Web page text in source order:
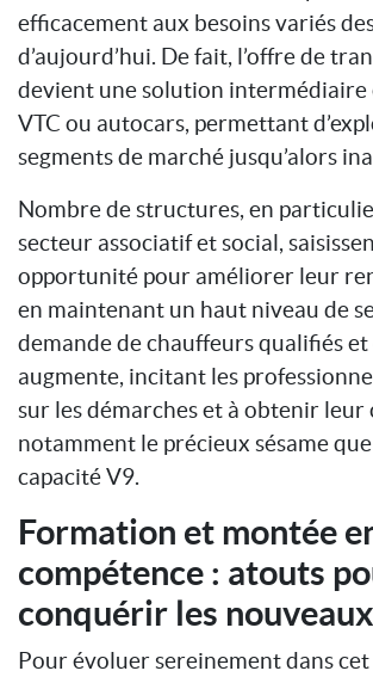
efficacement aux besoins variés
d’aujourd’hui. De fait, l’offre de
devient une solution intermédiaire
VTC ou autocars, permettant
segments de marché jusqu’alors
Nombre de structures, en
secteur associatif et social,
opportunité pour améliorer leur
en maintenant un haut niveau de
demande de chauffeurs qualifiés
augmente, incitant les
sur les démarches et à obtenir
notamment le précieux sésame
capacité V9.
Formation et montée
compétence : atouts
conquérir les
Pour évoluer sereinement dans